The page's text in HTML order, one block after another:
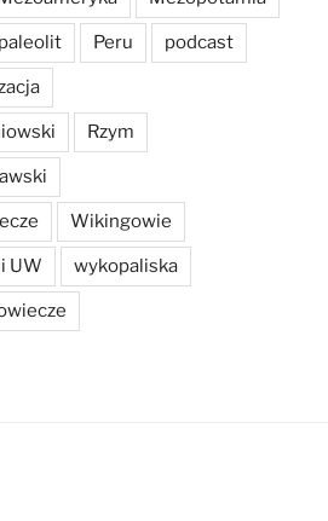
paleolit Peru podcast
Rzym
Wikingowie
UW wykopaliska